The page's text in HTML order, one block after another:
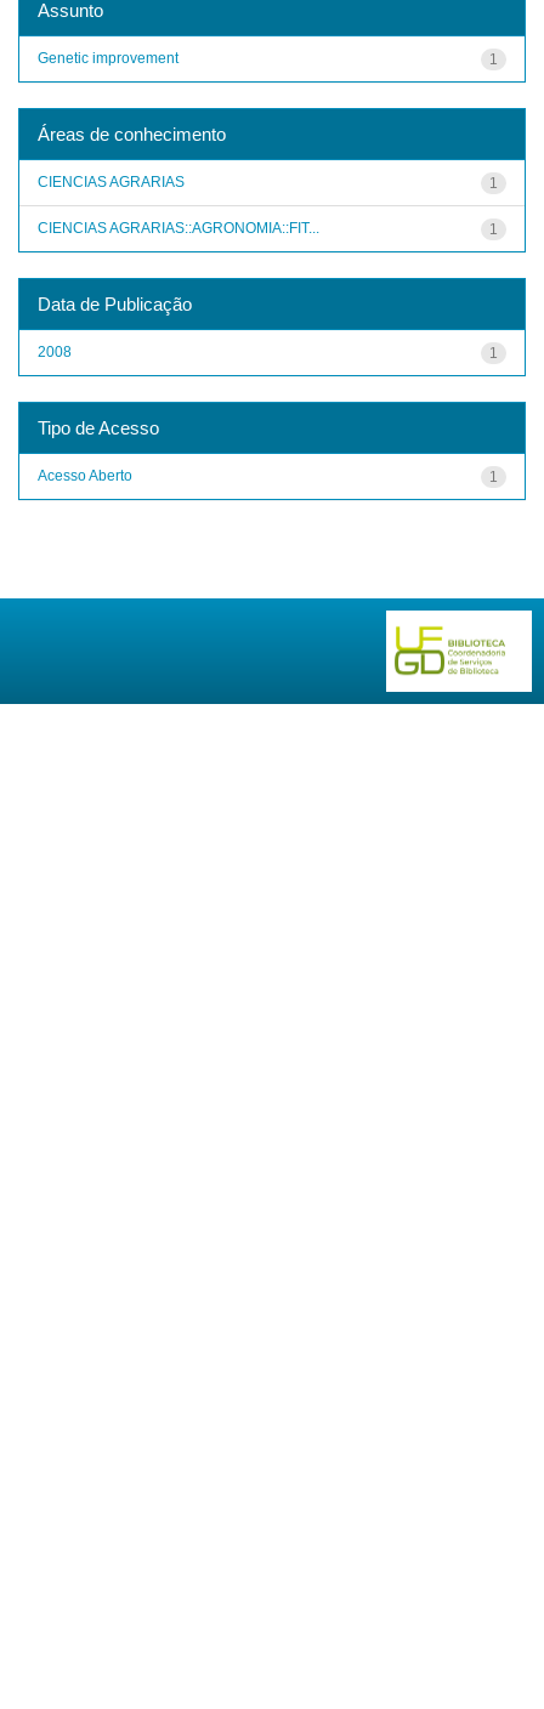
Assunto
1
Genetic improvement
Áreas de conhecimento
1
CIENCIAS AGRARIAS
1
CIENCIAS AGRARIAS::AGRONOMIA::FIT...
Data de Publicação
1
2008
Tipo de Acesso
1
Acesso Aberto